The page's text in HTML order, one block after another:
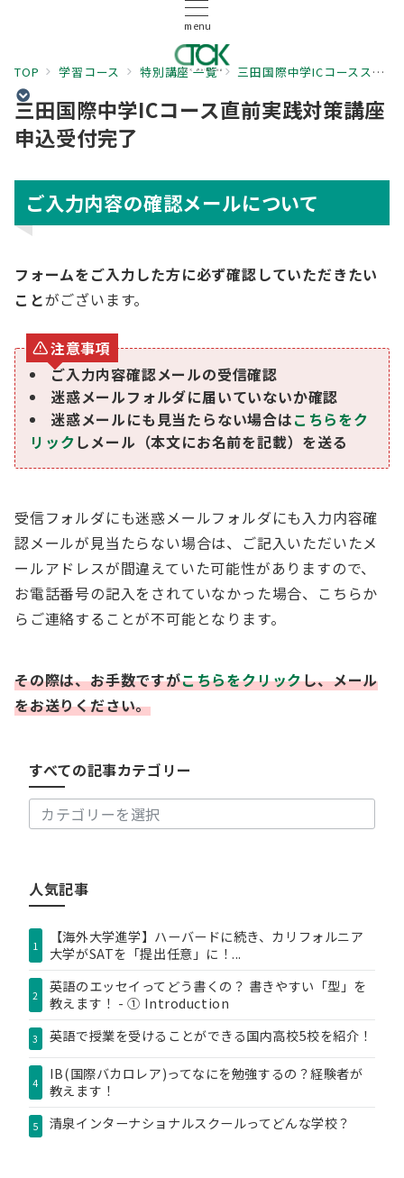
menu
TOP 学習コース 特別講座 一覧 三田国際中学ICコーススタートダッシュ講座 申込みフォーム
三田国際中学ICコース直前実践対策講座
申込受付完了
ご入力内容の確認メールについて
フォームをご入力した方に必ず確認していただきたい
ことがございます。
注意事項
ご入力内容確認メールの受信確認
迷惑メールフォルダに届いていないか確認
迷惑メールにも見当たらない場合はこちらをク
リックしメール（本文にお名前を記載）を送る
受信フォルダにも迷惑メールフォルダにも入力内容確
認メールが見当たらない場合は、ご記入いただいたメ
ールアドレスが間違えていた可能性がありますので、
お電話番号の記入をされていなかった場合、こちらか
らご連絡することが不可能となります。
その際は、お手数ですがこちらをクリックし、メール
をお送りください。
すべての記事カテゴリー
す
べ
記
事
ー
人気記事
1
【海外大学進学】ハーバードに続き、カリフォルニア
大学がSATを「提出任意」に！...
2
英語のエッセイってどう書くの？ 書きやすい「型」を
教えます！ - ① Introduction
3 英語で授業を受けることができる国内高校5校を紹介！
4
IB(国際バカロレア)ってなにを勉強するの？経験者が
教えます！
5 清泉インターナショナルスクールってどんな学校？